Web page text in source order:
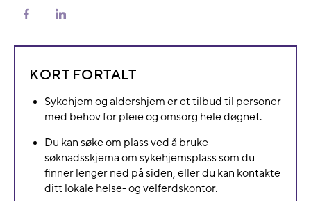
Del
Del
KORT FORTALT
Sykehjem og aldershjem er et tilbud til personer
med behov for pleie og omsorg hele døgnet.
Du kan søke om plass ved å bruke
søknadsskjema om sykehjemsplass som du
finner lenger ned på siden, eller du kan kontakte
ditt lokale helse- og velferdskontor.